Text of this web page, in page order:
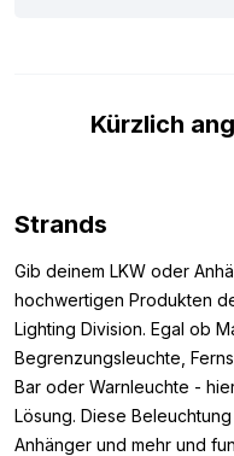
haben wir unten die Maße
Abmessungen der Strands
Breite: 277 mm
Weitere
Planst du, eine LED bar
zu montieren? Aber die
Lampe, nach der du
Firefly auch noch in den
Kürzlich
Strands
Gib deinem LKW oder
hochwertigen Produkten
Lighting Division. Egal ob
Begrenzungsleuchte,
Bar oder Warnleuchte -
Lösung. Diese
Anhänger und mehr und